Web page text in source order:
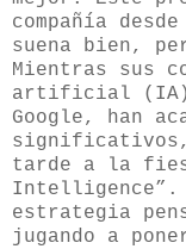
compañía
suena bien,
Mientras sus
artificial (IA)
Google, han
significativos,
tarde a la
Intelligence”.
estrategia
jugando a